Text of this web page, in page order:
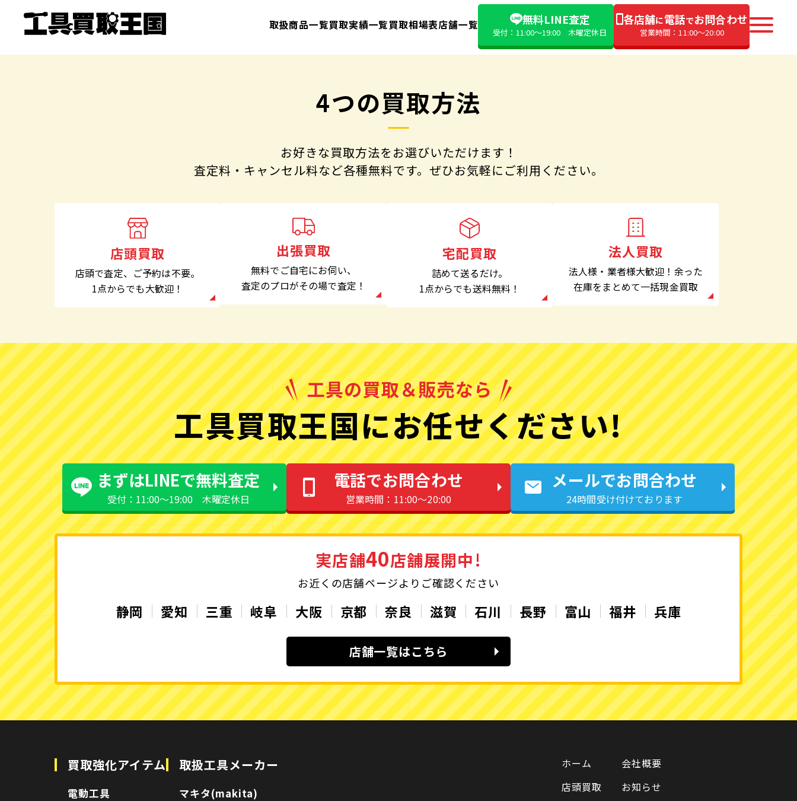
取扱商品一覧買取実績一覧買取相場表店舗一覧 無料LINE査定
受付：11:00〜19:00 木曜定休日
各店舗に電話でお問合わせ
営業時間：11:00〜20:00
4つの買取方法
お好きな買取方法をお選びいただけます！
査定料・キャンセル料など各種無料です。 ぜひお気軽にご利用ください。
店頭買取
店頭で査定、 ご予約は不要。
1点からでも大歓迎！
出張買取
無料でご自宅にお伺い、
査定のプロがその場で査定！
宅配買取
詰めて送るだけ。
1点からでも送料無料！
法人買取
法人様・業者様大歓迎！余った
在庫をまとめて一括現金買取
工具買取王国にお任せください!
まずはLINEで無料査定
受付：11:00〜19:00 木曜定休日
電話でお問合わせ
営業時間：11:00〜20:00
メールでお問合わせ
24時間受け付けております
実店舗40店舗展開中!
お近くの店舗ページよりご確認ください
静岡 愛知 三重 岐阜 大阪 京都 奈良 滋賀 石川 長野 富山 福井 兵庫
店舗一覧はこちら
買取強化アイテム
電動工具
取扱工具メーカー
マキタ(makita)
ホーム
店頭買取
会社概要
お知らせ